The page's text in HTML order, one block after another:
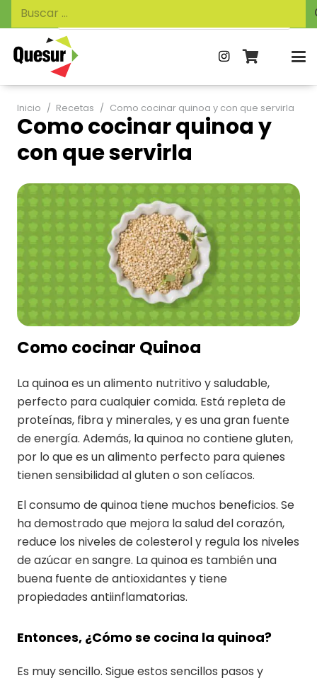
de
productos
Buscar:
Inicio / Recetas / Como cocinar quinoa y con que servirla
Como cocinar quinoa y
con que servirla
Como cocinar Quinoa
La quinoa es un alimento nutritivo y saludable,
perfecto para cualquier comida. Está repleta de
proteínas, fibra y minerales, y es una gran fuente
de energía. Además, la quinoa no contiene gluten,
por lo que es un alimento perfecto para quienes
tienen sensibilidad al gluten o son celíacos.
El consumo de quinoa tiene muchos beneficios. Se
ha demostrado que mejora la salud del corazón,
reduce los niveles de colesterol y regula los niveles
de azúcar en sangre. La quinoa es también una
buena fuente de antioxidantes y tiene
propiedades antiinflamatorias.
Entonces, ¿Cómo se cocina la quinoa?
Es muy sencillo. Sigue estos sencillos pasos y